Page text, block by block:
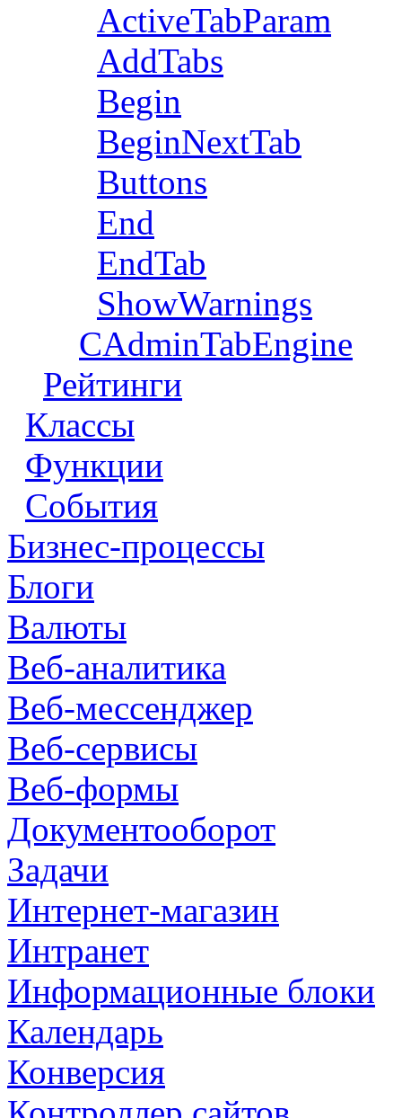
ActiveTabParam
AddTabs
Begin
BeginNextTab
Buttons
End
EndTab
ShowWarnings
CAdminTabEngine
Рейтинги
Классы
Функции
События
Бизнес-процессы
Блоги
Валюты
Веб-аналитика
Веб-мессенджер
Веб-сервисы
Веб-формы
Документооборот
Задачи
Интернет-магазин
Интранет
Информационные блоки
Календарь
Конверсия